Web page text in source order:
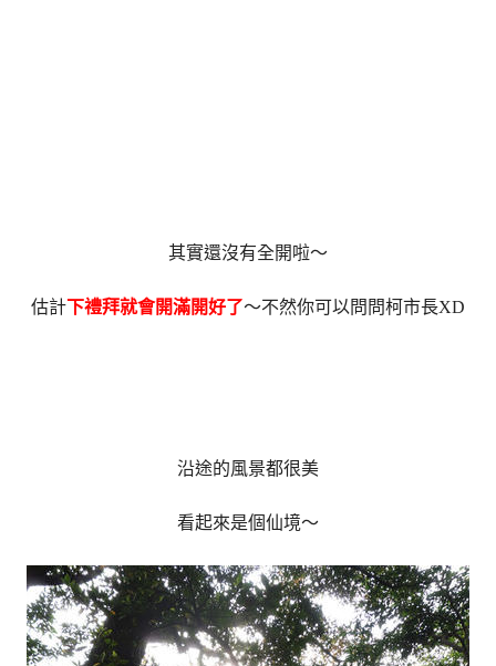
其實還沒有全開啦～
估計下禮拜就會開滿開好了～不然你可以問問柯市長XD
沿途的風景都很美
看起來是個仙境～